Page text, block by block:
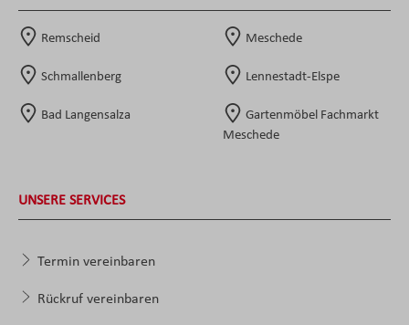
Remscheid Meschede
Schmallenberg Lennestadt-Elspe
Bad Langensalza
Gartenmöbel Fachmarkt
Meschede
UNSERE SERVICES
Termin vereinbaren
Rückruf vereinbaren